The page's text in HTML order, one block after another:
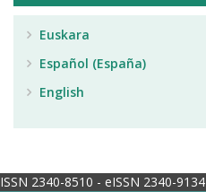
Euskara
Español (España)
English
ISSN 2340-8510 - eISSN 2340-9134